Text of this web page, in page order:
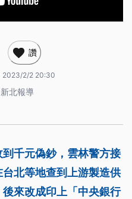
讚
2023/2/2 20:30
北報導
千元偽鈔，雲林警方接
北等地查到上游製造供
來改成印上「中央銀行